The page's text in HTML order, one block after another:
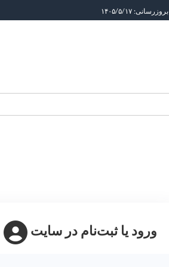
بروزرسانی: ۱۴۰۵/۵/۱۷
ورود یا ثبت‌نام در سایت